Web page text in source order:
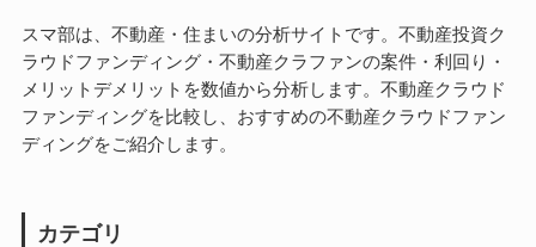
スマ部は、不動産・住まいの分析サイトです。不動産投資ク
ラウドファンディング・不動産クラファンの案件・利回り・
メリットデメリットを数値から分析します。不動産クラウド
ファンディングを比較し、おすすめの不動産クラウドファン
ディングをご紹介します。
カテゴリ